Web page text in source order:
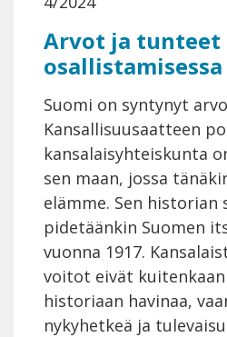
Arvot ja tunteet
osallistamisessa
Suomi on syntynyt
Kansallisuusaatteen
kansalaisyhteiskunta
sen maan, jossa
elämme. Sen
pidetäänkin Suomen
vuonna 1917.
voitot eivät kuitenkaan
historiaan havinaa,
nykyhetkeä ja